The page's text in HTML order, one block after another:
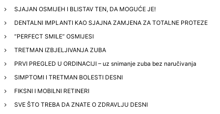
SJAJAN OSMIJEH I BLISTAV TEN, DA MOGUĆE JE!
DENTALNI IMPLANTI KAO SJAJNA ZAMJENA ZA TOTALNE PROTEZE
“PERFECT SMILE” OSMIJESI
TRETMAN IZBJELJIVANJA ZUBA
PRVI PREGLED U ORDINACIJI – uz snimanje zuba bez naručivanja
SIMPTOMI I TRETMAN BOLESTI DESNI
FIKSNI I MOBILNI RETINERI
SVE ŠTO TREBA DA ZNATE O ZDRAVLJU DESNI